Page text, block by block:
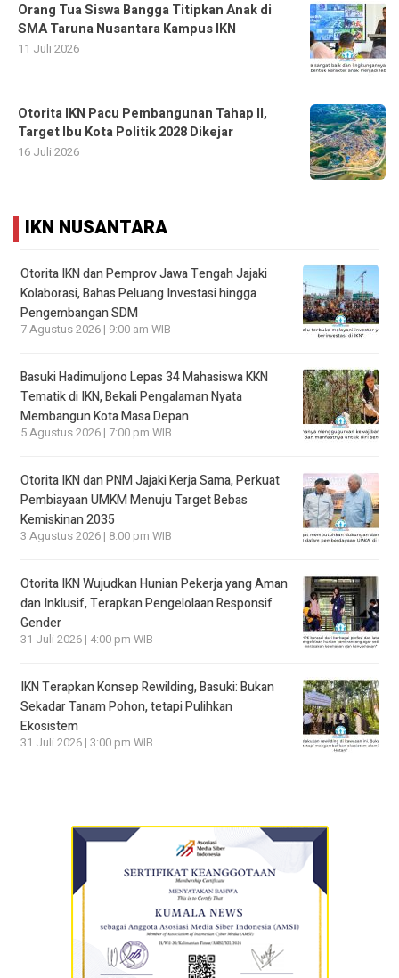
Orang Tua Siswa Bangga Titipkan Anak di
SMA Taruna Nusantara Kampus IKN
11 Juli 2026
Otorita IKN Pacu Pembangunan Tahap II,
Target Ibu Kota Politik 2028 Dikejar
16 Juli 2026
IKN NUSANTARA
Otorita IKN dan Pemprov Jawa Tengah Jajaki
Kolaborasi, Bahas Peluang Investasi hingga
Pengembangan SDM
7 Agustus 2026 | 9:00 am WIB
Basuki Hadimuljono Lepas 34 Mahasiswa KKN
Tematik di IKN, Bekali Pengalaman Nyata
Membangun Kota Masa Depan
5 Agustus 2026 | 7:00 pm WIB
Otorita IKN dan PNM Jajaki Kerja Sama, Perkuat
Pembiayaan UMKM Menuju Target Bebas
Kemiskinan 2035
3 Agustus 2026 | 8:00 pm WIB
Otorita IKN Wujudkan Hunian Pekerja yang Aman
dan Inklusif, Terapkan Pengelolaan Responsif
Gender
31 Juli 2026 | 4:00 pm WIB
IKN Terapkan Konsep Rewilding, Basuki: Bukan
Sekadar Tanam Pohon, tetapi Pulihkan
Ekosistem
31 Juli 2026 | 3:00 pm WIB